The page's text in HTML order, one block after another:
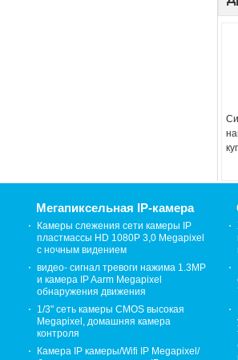
Мегапиксельная IP-камера
Камеры слежения сети камеры IP
пластмассы HD 1080P 3,0 Megapixel
с ночным видением
видео- сигнал тревоги нажима 1.3MP
и камера IP Aarm Megapixel
обнаружения движения
1/3" сеть камеры CMOS высокая
Megapixel, домашняя камера
контроля
Камера IP камеры/Wifi IP Megapixel/